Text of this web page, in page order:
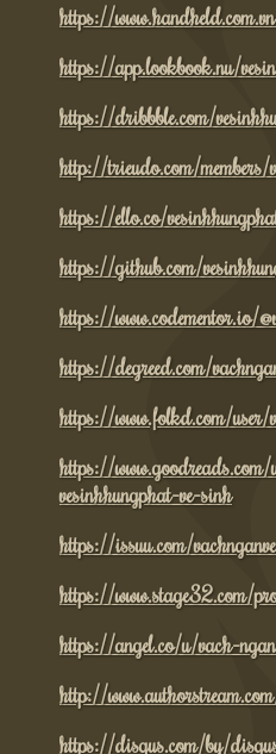
https://
https://app.lookbook.nu/
https://dribbble.com/
http://trieudo.com/members/
https://ello.co/
https://github.com/
https://www.codementor.io/
https://degreed.com/
https://www.folkd.com/user/
https://
vesinhhungphat-ve-sinh
https://issuu.com/
https://www.stage32.com/
https://angel.co/u/vach-
http://
https://disqus.com/by/